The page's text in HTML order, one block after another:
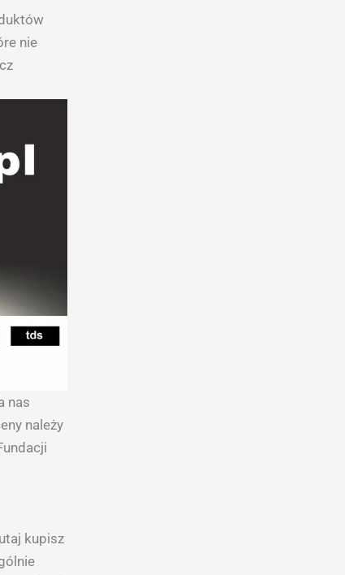
nie
nas
należy
kupisz